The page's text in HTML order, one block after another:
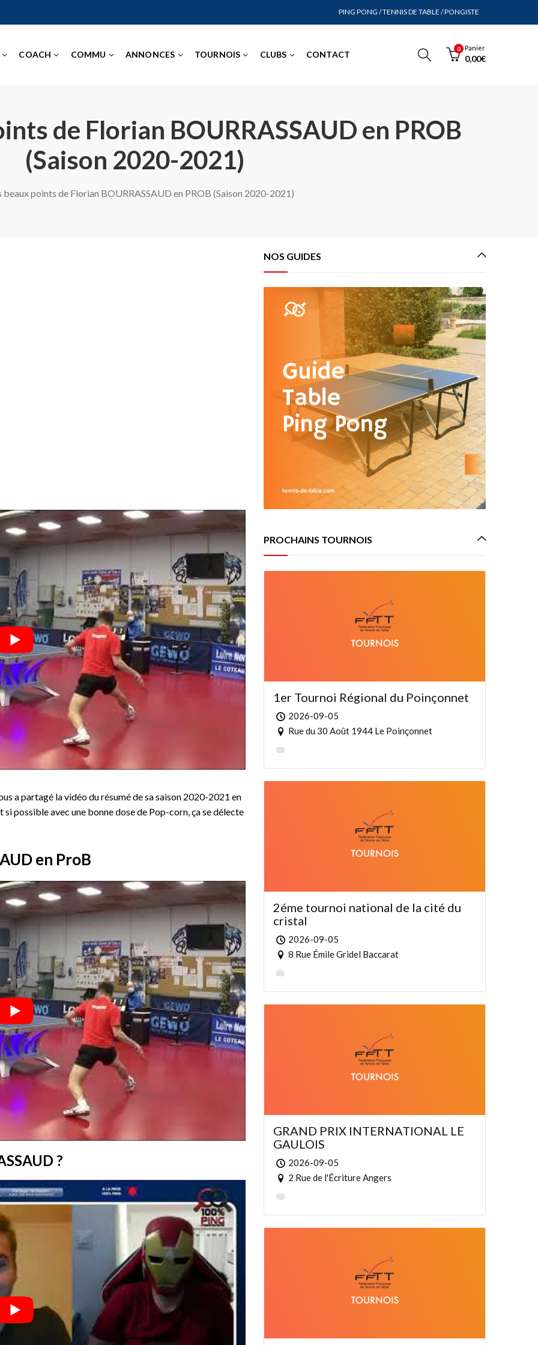
PING PONG / TENNIS DE TABLE / PONGISTE
COACH COMMU ANNONCES TOURNOIS CLUBS CONTACT
0 Panier
0,00€
de Florian BOURRASSAUD en PROB
(Saison 2020-2021)
beaux points de Florian BOURRASSAUD en PROB (Saison 2020-2021)
a partagé la vidéo du résumé de sa saison 2020-2021 en
possible avec une bonne dose de Pop-corn, ça se délecte
en ProB
?
NOS GUIDES
PROCHAINS TOURNOIS
1er Tournoi Régional du Poinçonnet
2026-09-05
Rue du 30 Août 1944 Le Poinçonnet
2éme tournoi national de la cité du
cristal
2026-09-05
8 Rue Émile Gridel Baccarat
GRAND PRIX INTERNATIONAL LE
GAULOIS
2026-09-05
2 Rue de l'Écriture Angers